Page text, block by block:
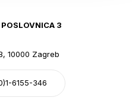
3
10000 Zagreb
6155-346